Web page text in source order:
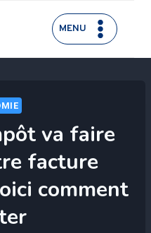
MENU
va faire
facture
comment